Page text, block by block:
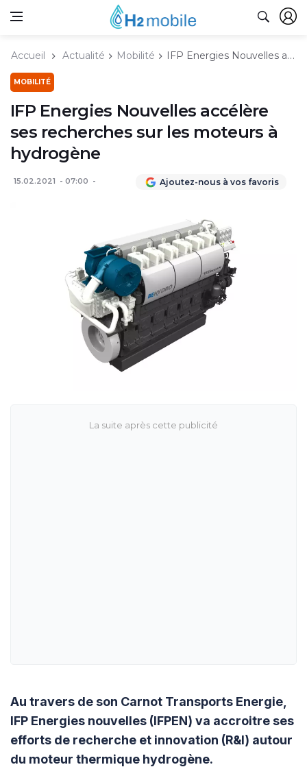
Accueil Actualité Mobilité IFP Energies Nouvelles accélère ses recherches sur les moteurs à hydrogène
MOBILITÉ
IFP Energies Nouvelles accélère
ses recherches sur les moteurs à
hydrogène
15.02.2021 07:00 Ajoutez-nous à vos favoris
Au travers de son Carnot Transports Energie,
IFP Energies nouvelles (IFPEN) va accroitre ses
efforts de recherche et innovation (R&I) autour
du moteur thermique hydrogène.